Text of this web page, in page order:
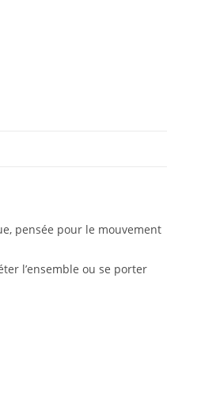
pensée pour le mouvement
l’ensemble ou se porter